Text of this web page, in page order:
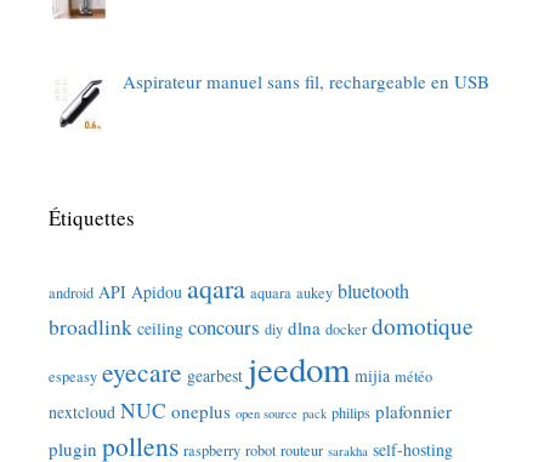
Aspirateur manuel sans fil, rechargeable en USB
Étiquettes
android API Apidou aqara aquara aukey bluetooth
broadlink ceiling concours diy dlna docker domotique
espeasy eyecare gearbest jeedom mijia météo
nextcloud NUC oneplus open source pack philips plafonnier
plugin pollens raspberry robot routeur sarakha self-hosting